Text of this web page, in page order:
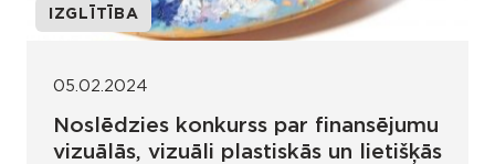
IZGLĪTĪBA
05.02.2024
Noslēdzies konkurss par finansējumu
vizuālās, vizuāli plastiskās un lietišķās